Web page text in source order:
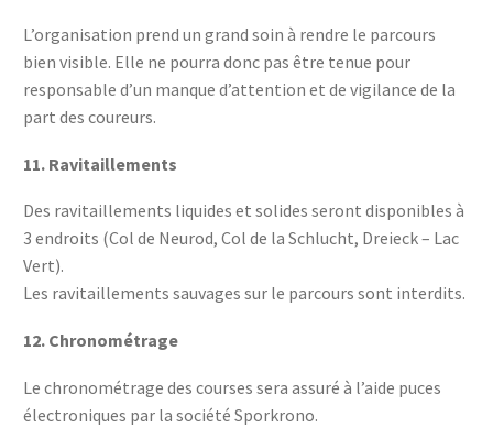
L’organisation prend un grand soin à rendre le parcours
bien visible. Elle ne pourra donc pas être tenue pour
responsable d’un manque d’attention et de vigilance de la
part des coureurs.
11. Ravitaillements
Des ravitaillements liquides et solides seront disponibles à
3 endroits (Col de Neurod, Col de la Schlucht, Dreieck – Lac
Vert).
Les ravitaillements sauvages sur le parcours sont interdits.
12. Chronométrage
Le chronométrage des courses sera assuré à l’aide puces
électroniques par la société Sporkrono.